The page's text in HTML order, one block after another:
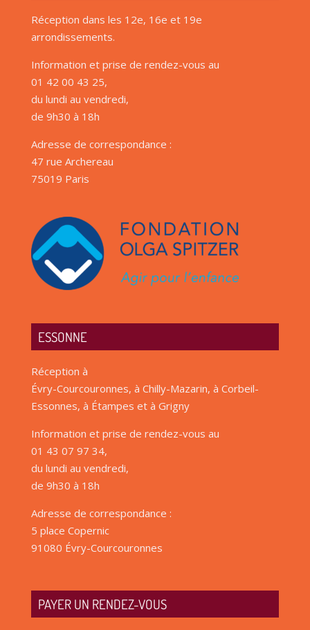
Réception dans les 12e, 16e et 19e
arrondissements.
Information et prise de rendez-vous au
01 42 00 43 25,
du lundi au vendredi,
de 9h30 à 18h
Adresse de correspondance :
47 rue Archereau
75019 Paris
ESSONNE
Réception à
Évry-Courcouronnes, à Chilly-Mazarin, à Corbeil-
Essonnes, à Étampes et à Grigny
Information et prise de rendez-vous au
01 43 07 97 34,
du lundi au vendredi,
de 9h30 à 18h
Adresse de correspondance :
5 place Copernic
91080 Évry-Courcouronnes
PAYER UN RENDEZ-VOUS